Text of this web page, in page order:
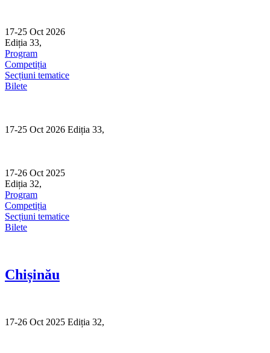
content
17-25 Oct 2026
Ediția 33,
Program
Competiția
Secțiuni tematice
Bilete
17-25 Oct 2026 Ediția 33,
17-26 Oct 2025
Ediția 32,
Program
Competiția
Secțiuni tematice
Bilete
Chișinău
17-26 Oct 2025 Ediția 32,